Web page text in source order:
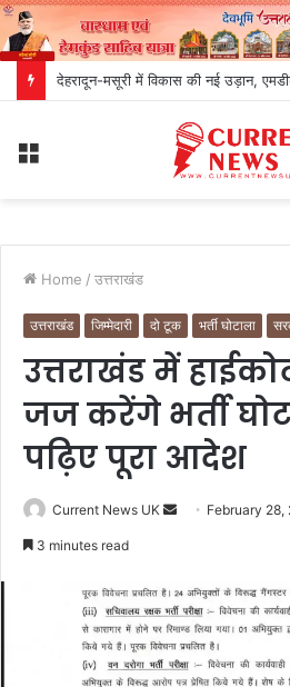
Home / उत्तराखंड
उत्तराखंड जिम्मेदारी दो टूक भर्ती घोटाला
उत्तराखंड में
जज करेंगे भर्ती
पढ़िए पूरा आदेश
Current News UK
d
a
n
e
February 28,
3 minutes read